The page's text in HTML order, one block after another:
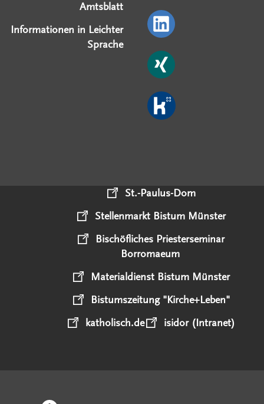
Amtsblatt
Informationen in Leichter
Sprache
St.-Paulus-Dom
Stellenmarkt Bistum Münster
Bischöfliches Priesterseminar
Borromaeum
Materialdienst Bistum Münster
Bistumszeitung "Kirche+Leben"
katholisch.de
isidor (Intranet)